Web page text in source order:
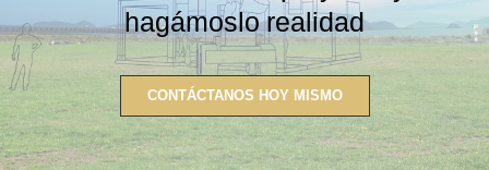
hagámoslo realidad
CONTÁCTANOS HOY MISMO